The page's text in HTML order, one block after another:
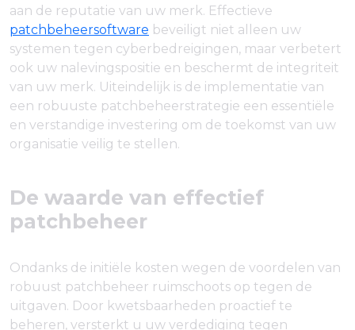
aan de reputatie van uw merk. Effectieve
patchbeheersoftware beveiligt niet alleen uw
systemen tegen cyberbedreigingen, maar verbetert
ook uw nalevingspositie en beschermt de integriteit
van uw merk. Uiteindelijk is de implementatie van
een robuuste patchbeheerstrategie een essentiële
en verstandige investering om de toekomst van uw
organisatie veilig te stellen.
De waarde van effectief
patchbeheer
Ondanks de initiële kosten wegen de voordelen van
robuust patchbeheer ruimschoots op tegen de
uitgaven. Door kwetsbaarheden proactief te
beheren, versterkt u uw verdediging tegen